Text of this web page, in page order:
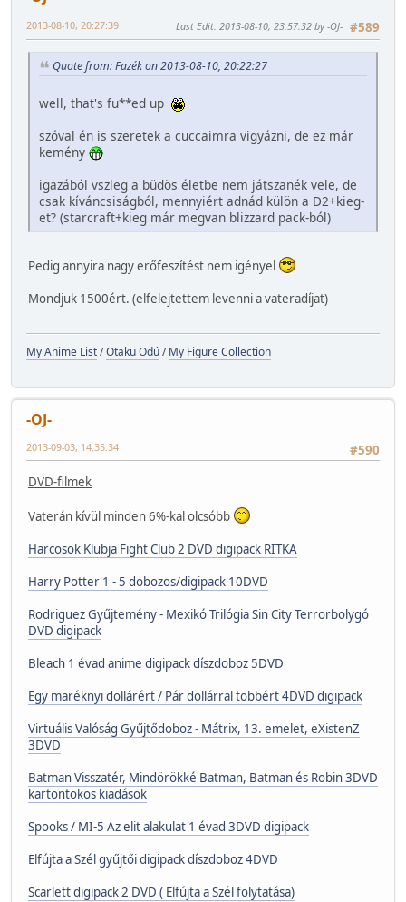
#589
2013-08-10, 20:27:39 Last Edit: 2013-08-10, 23:57:32 by -OJ-
Quote from: Fazék on 2013-08-10, 20:22:27
well, that's fu**ed up
szóval én is szeretek a cuccaimra vigyázni, de ez már
kemény
igazából vszleg a büdös életbe nem játszanék vele, de
csak kíváncsiságból, mennyiért adnád külön a D2+kieg-
et? (starcraft+kieg már megvan blizzard pack-ból)
Pedig annyira nagy erőfeszítést nem igényel
Mondjuk 1500ért. (elfelejtettem levenni a vateradíjat)
My Anime List/Otaku Odú/My Figure Collection
-OJ-
#590
2013-09-03, 14:35:34
DVD-filmek
Vaterán kívül minden 6%-kal olcsóbb
Harcosok Klubja Fight Club 2 DVD digipack RITKA
Harry Potter 1 - 5 dobozos/digipack 10DVD
Rodriguez Gyűjtemény - Mexikó Trilógia Sin City Terrorbolygó
DVD digipack
Bleach 1 évad anime digipack díszdoboz 5DVD
Egy maréknyi dollárért / Pár dollárral többért 4DVD digipack
Virtuális Valóság Gyűjtődoboz - Mátrix, 13. emelet, eXistenZ
3DVD
Batman Visszatér, Mindörökké Batman, Batman és Robin 3DVD
kartontokos kiadások
Spooks / MI-5 Az elit alakulat 1 évad 3DVD digipack
Elfújta a Szél gyűjtői digipack díszdoboz 4DVD
Scarlett digipack 2 DVD ( Elfújta a Szél folytatása)